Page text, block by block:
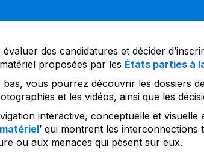
des candidatures et décider
proposées par les États parties à
vous pourrez découvrir les dossiers
et les vidéos, ainsi que les
interactive, conceptuelle et visuelle
’ qui montrent les interconnections
ou aux menaces qui pèsent sur eux.